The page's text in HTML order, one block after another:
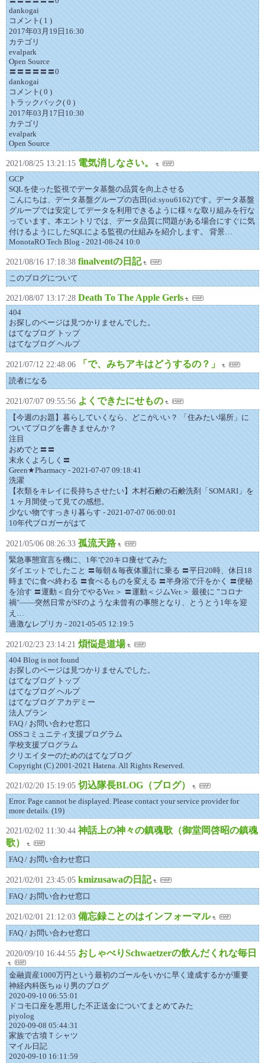
dankogai
コメント( 1 )
2017年03月19日16:30
カテゴリ
evalpark
Open Source
〓〓〓〓〓〓0
dankogai
コメント( 0 )
トラックバック( 0 )
2017年03月17日10:30
カテゴリ
evalpark
Open Source
2021/08/25 13:21:15 電気消しなさい。
GCP
SQLを使った監視でデータ基盤の品質を向上させる
こんにちは、データ基盤グループの吉田(id:syou6162)です。データ基盤
グループでは安定してデータを利用できるように様々な取り組みを行な
っています。本エントリでは、データ品質に問題がある場合にすぐに気
付けるようにしたSQLによる監視の仕組みを紹介します。 背景…
MonotaRO Tech Blog - 2021-08-24 10:0
2021/08/16 17:18:38 finalventの日記
このブログについて
2021/08/07 13:17:28 Death To The Apple Gerls
404
お探しのページは見つかりませんでした。
はてなブログ トップ
はてなブログ ヘルプ
2021/07/12 22:48:06 「で、みちアキはどうするの？」
読者になる
2021/07/07 09:55:56 よくできたにせもの
【今週のお題】暮らしていくなら、どこがいい？ 「住みたい場所」に
ついてブログを書きませんか？
注目
おめでと〓〓
末永くよろしく〓
Green★Pharmacy - 2021-07-07 09:18:41
洗濯
【衣類をキレイに長持ちさせたい】木村石鹸の石鹸洗剤「SOMARI」を
１ヶ月間使って見ての感想。
少ない物ですっきり暮らす - 2021-07-07 06:00:01
10年代ブロガーがはて
2021/05/06 08:26:33 孤流天路
緊急事態宣言を機に、1年で20キロ痩せてみた
ダイエットでしたこと 〓毎朝＆毎夜体重計に乗る 〓平日20時、休日18
時までに食べ終わる 〓食べるものを変える 〓半身浴で汗をかく 〓便秘
を治す 〓運動＜自分でやるVer.＞ 〓運動＜ジムVer.＞ 最後に ”コロナ
禍"――突然日常がSFのような未曾有の事態となり、とうとう1年を迎
え…
過激なレプリカ - 2021-05-05 12:19:5
2021/02/23 23:14:21 煩悩是道場
404 Blog is not found
お探しのページは見つかりませんでした。
はてなブログ トップ
はてなブログ ヘルプ
はてなブログ アカデミー
法人プラン
FAQ / お問い合わせ窓口
OSSコミュニティ支援プログラム
学校支援プログラム
クリエイターのためのはてなブログ
Copyright (C) 2001-2021 Hatena. All Rights Reserved.
2021/02/20 15:19:05 切込隊長BLOG（ブログ）
Error. Page cannot be displayed. Please contact your service provider for
more details. (19)
2021/02/02 11:30:44 神話上の神々の鎮魂歌（御堂岡啓昭の鎮魂
歌）
FAQ / お問い合わせ窓口
2021/02/01 23:45:05 kmizusawaの日記
FAQ / お問い合わせ窓口
2021/02/01 21:12:03 備忘録ことのはインフォーマル
FAQ / お問い合わせ窓口
2020/09/10 16:44:55 おしゃべりSchwaetzerの飲んだくれな毎日
金融資産1000万円という最初のゴールをいかに早く達成するかが重要
神経内科医ちゅり男のブログ
2020-09-10 06:55:01
ドコモ口座を悪用した不正送金についてまとめてみた
piyolog
2020-09-08 05:44:31
家族で古墳Ｔシャツ
マイル日記
2020-09-10 16:11:59